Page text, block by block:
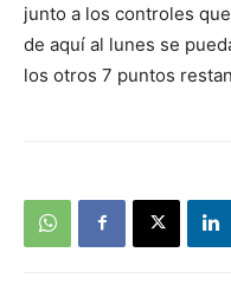
junto a los controles
de aquí al lunes se
los otros 7 puntos